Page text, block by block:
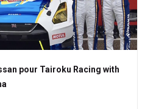
pour Tairoku Racing with